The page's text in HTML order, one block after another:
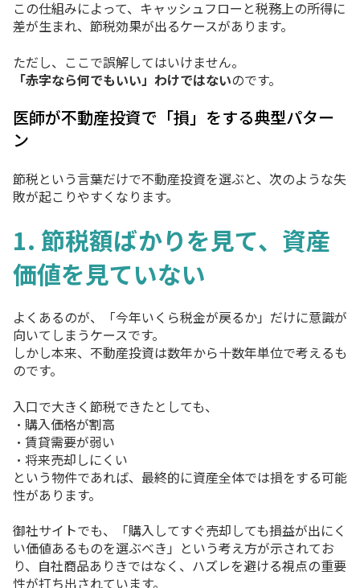
この仕組みによって、キャッシュフローと税務上の所得に
差が生まれ、節税効果が出るケースがあります。
ただし、ここで誤解してはいけません。
「赤字なら何でもいい」わけではないのです。
医師が不動産投資で「損」をする典型パター
ン
節税という言葉だけで不動産投資を選ぶと、次のような失
敗が起こりやすくなります。
1. 節税額ばかりを見て、資産
価値を見ていない
よくあるのが、「今年いくら税金が戻るか」だけに意識が
向いてしまうケースです。
しかし本来、不動産投資は数年から十数年単位で考えるも
のです。
入口で大きく節税できたとしても、
・購入価格が割高
・賃貸需要が弱い
・将来売却しにくい
という物件であれば、最終的に資産全体では損をする可能
性があります。
御社サイトでも、「購入してすぐ売却しても損益が出にく
い価値あるものを選ぶべき」という考え方が示されてお
り、自社商品ありきではなく、ハズレを避ける視点の重要
性が打ち出されています。